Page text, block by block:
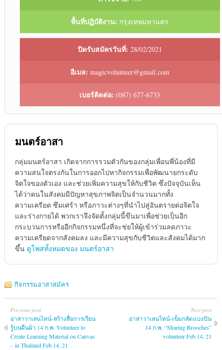
พื้นที่ปฏิบัติงาน: กรุงเทพมหานคร
ปิดรับสมัครวันที่: 28/02/2021
อีเมล: magicvolunteer@gmail.com
เบอร์ติดต่อ: (087) 677-6733
มนตร์อาสา
กลุ่มมนตร์อาสา เกิดจากการรวมตัวกันของกลุ่มเพื่อนพี่น้องที่มี
ความสนใจตรงกันในการออกไปหากิจกรรมเพื่อพัฒนายกระดับ
จิตใจของตัวเอง และช่วยเพิ่มความสุขให้กับชีวิต ซึ่งปัจจุบันเห็น
ได้ว่าคนในสังคมมีปัญหาสุขภาพจิตเป็นจำนวนมากทั้ง
ความเครียด ซึมเศร้า หรือภาวะต่างๆที่นำไปสู่อันตรายต่อจิตใจ
และร่างกายได้ พวกเราจึงจัดตั้งกลุ่มนี้ขึนมาเพื่อช่วยเป็นอีก
กระบวนการหรืออีกกิจกรรมหนึ่งที่จะช่ยให้ผู้เข้าร่วมลดภาวะ
ความเครียดจากสังคมลง และมีความสุขกับชีวิตและสังคมได้มาก
ขึ้น ดูโพสทั้งหมดของ มนตร์อาสา
กิจกรรมอาสาสมัคร
Previous post
อาสาวาเลนไทน์-สร้างสื่อการเรียน
รู้บนผืนผ้า 14 ก.พ. Volunteer to
Create Learning Material on Canvas
– in Thailand Feb.14, 21
Next post
อาสาวาเลนไทน์-เข็มกลัดแบ่งปัน
14 ก.พ. “Sharing Brooches”
volunteer Feb.14, 21